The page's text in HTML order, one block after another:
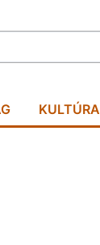
KULTÚRA